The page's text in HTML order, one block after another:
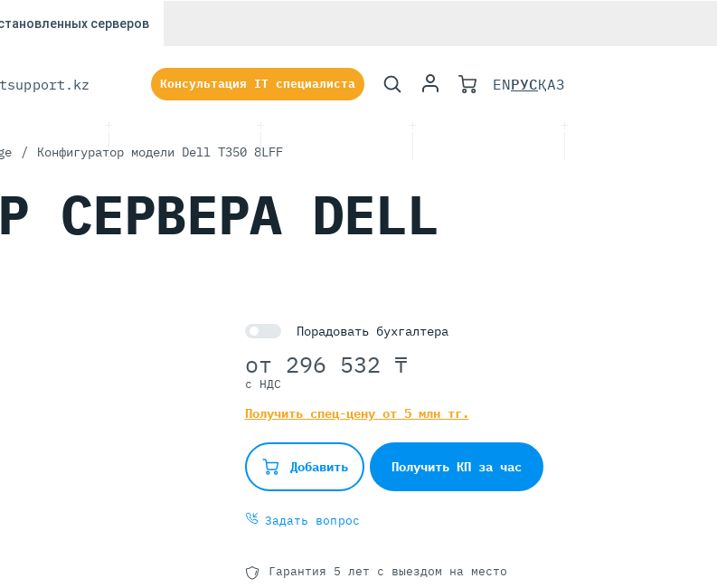
серверов
Консультация IT специалиста ENРУСҚАЗ
/ Конфигуратор модели Dell T350 8LFF
СЕРВЕРА DELL
Порадовать бухгалтера
от 296 532 ₸
с НДС
Получить спец-цену от 5 млн тг.
Добавить Получить КП за час
Задать вопрос
Гарантия 5 лет с выездом на место